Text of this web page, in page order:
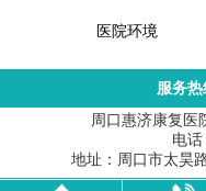
医院环境
服务
周口惠济康复医
电
地址：周口市太昊